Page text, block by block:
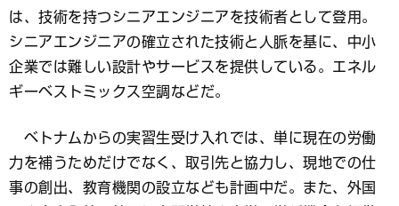
は、技術を持つシニアエンジニアを技術者として登用。
シニアエンジニアの確立された技術と人脈を基に、中小
企業では難しい設計やサービスを提供している。エネル
ギーベストミックス空調などだ。
ベトナムからの実習生受け入れでは、単に現在の労働
力を補うためだけでなく、取引先と協力し、現地での仕
事の創出、教育機関の設立なども計画中だ。また、外国